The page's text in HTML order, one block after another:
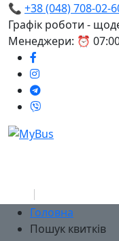
📞 +38 (048) 708-02-
Графік роботи -
Менеджери: ⏰
Головна
Пошук квитків